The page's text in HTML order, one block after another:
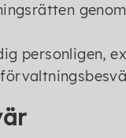
personligen,